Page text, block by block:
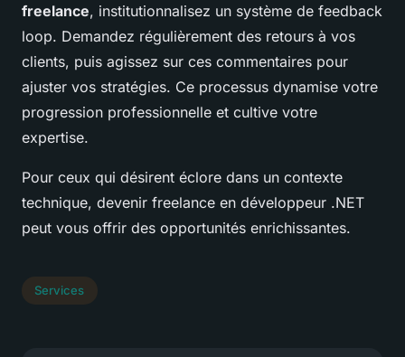
freelance, institutionnalisez un système de feedback
loop. Demandez régulièrement des retours à vos
clients, puis agissez sur ces commentaires pour
ajuster vos stratégies. Ce processus dynamise votre
progression professionnelle et cultive votre
expertise.
Pour ceux qui désirent éclore dans un contexte
technique, devenir freelance en développeur .NET
peut vous offrir des opportunités enrichissantes.
Services